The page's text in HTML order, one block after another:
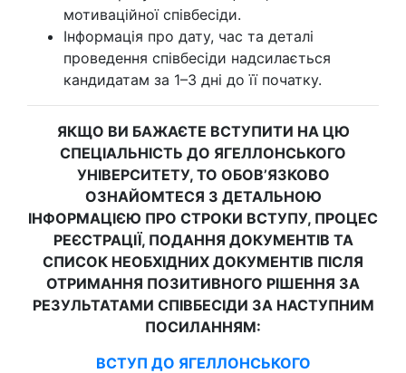
мотиваційної співбесіди.
Інформація про дату, час та деталі
проведення співбесіди надсилається
кандидатам за 1–3 дні до її початку.
ЯКЩО ВИ БАЖАЄТЕ ВСТУПИТИ НА ЦЮ
СПЕЦІАЛЬНІСТЬ ДО ЯГЕЛЛОНСЬКОГО
УНІВЕРСИТЕТУ, ТО ОБОВ’ЯЗКОВО
ОЗНАЙОМТЕСЯ З ДЕТАЛЬНОЮ
ІНФОРМАЦІЄЮ ПРО СТРОКИ ВСТУПУ, ПРОЦЕС
РЕЄСТРАЦІЇ, ПОДАННЯ ДОКУМЕНТІВ ТА
СПИСОК НЕОБХІДНИХ ДОКУМЕНТІВ ПІСЛЯ
ОТРИМАННЯ ПОЗИТИВНОГО РІШЕННЯ ЗА
РЕЗУЛЬТАТАМИ СПІВБЕСІДИ ЗА НАСТУПНИМ
ПОСИЛАННЯМ:
ВСТУП ДО ЯГЕЛЛОНСЬКОГО